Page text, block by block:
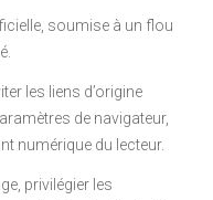
soumise à un flou
les liens d’origine
de navigateur,
numérique du lecteur.
privilégier les